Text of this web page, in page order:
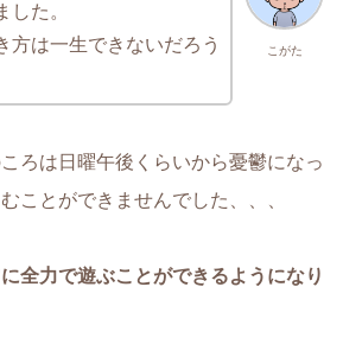
こがた
した。
方は一生できないだろう
ろは日曜午後くらいから憂鬱になっ
ことができませんでした、、、
全力で遊ぶことができるようになり